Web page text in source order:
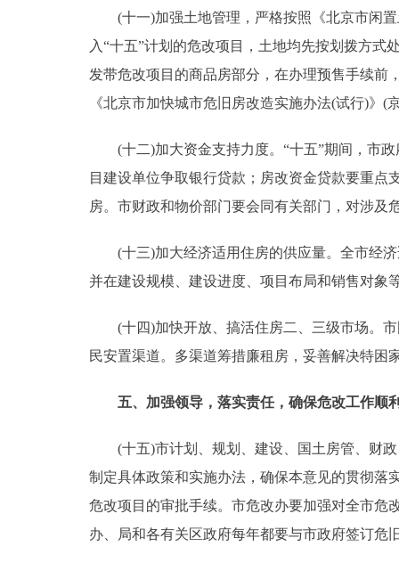
(十一)加强土地管理，严格按照《北京市闲置
入“十五”计划的危改项目，土地均先按划拨方
发带危改项目的商品房部分，在办理预售手续前
《北京市加快城市危旧房改造实施办法(试行)》(
(十二)加大资金支持力度。“十五”期间，市政
目建设单位争取银行贷款；房改资金贷款要重
房。市财政和物价部门要会同有关部门，对涉
(十三)加大经济适用住房的供应量。全市经济
并在建设规模、建设进度、项目布局和销售对象
(十四)加快开放、搞活住房二、三级市场。市
民安置渠道。多渠道筹措廉租房，妥善解决特困
五、加强领导，落实责任，确保危改工作顺
(十五)市计划、规划、建设、国土房管、财政
制定具体政策和实施办法，确保本意见的贯彻落
危改项目的审批手续。市危改办要加强对全市危
办、局和各有关区政府每年都要与市政府签订危